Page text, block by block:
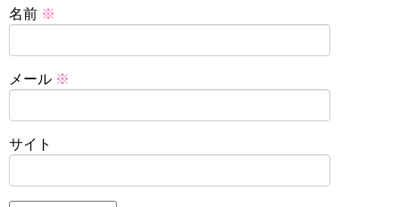
名前 ※
メール ※
サイト